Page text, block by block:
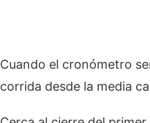
Cuando el cronómetro
corrida desde la media